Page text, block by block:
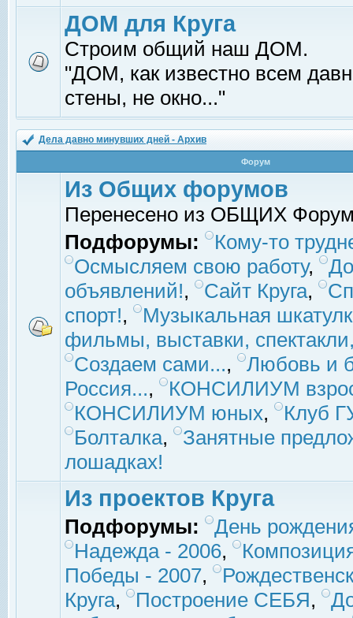
ДОМ для Круга
Строим общий наш ДОМ.
"ДОМ, как известно всем
стены, не окно..."
Дела давно минувших дней - Архив
Форум
Из Общих форумов
Перенесено из ОБЩИХ
Подфорумы:
Кому-то
Осмысляем свою работу,
объявлений!, Сайт Круга,
спорт!,
Музыкальная
фильмы, выставки,
Создаем сами...,
Любовь и
Россия...,
КОНСИЛИУМ
КОНСИЛИУМ юных,
Клуб
Болталка,
Занятные
лошадках!
Из проектов Круга
Подфорумы:
День
Надежда - 2006,
Победы - 2007,
Круга, Построение СЕБЯ,